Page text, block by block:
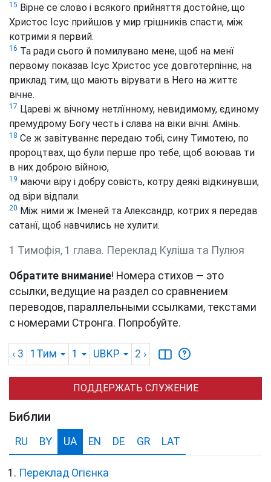
15 Вірне се слово і всякого прийняття достойне, що
Христос Ісус прийшов у мир грішників спасти, між
котрими я первий.
16 Та ради сього й помилувано мене, щоб на менї
первому показав Ісус Христос усе довготерпіннє, на
приклад тим, що мають вірувати в Него на життє
вічне.
17 Цареві ж вічному нетлїнному, невидимому, єдиному
премудрому Богу честь і слава на віки вічні. Амінь.
18 Се ж завітуваннє передаю тобі, сину Тимотею, по
пророцтвах, що були перше про тебе, щоб воював ти
в них доброю війною,
19 маючи віру і добру совість, котру деякі відкинувши,
од віри відпали.
20 Між ними ж Іменей та Александр, котрих я передав
сатанї, щоб навчились не хулити.
1 Тимофія, 1 глава. Переклад Куліша та Пулюя
Обратите внимание! Номера стихов — это
ссылки, ведущие на раздел со сравнением
переводов, параллельными ссылками, текстами
с номерами Стронга. Попробуйте.
‹ 3 1Тим 1 UBKP 2 ›
ПОДДЕРЖАТЬ СЛУЖЕНИЕ
Библии
RU BY UA EN DE GR LAT
Переклад Огієнка